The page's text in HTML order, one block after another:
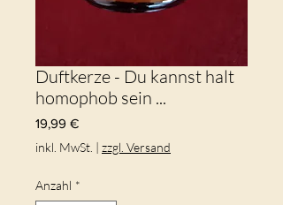
Duftkerze - Du kannst halt
homophob sein ...
19,99 €Preis
inkl. MwSt. | zzgl. Versand
Anzahl *